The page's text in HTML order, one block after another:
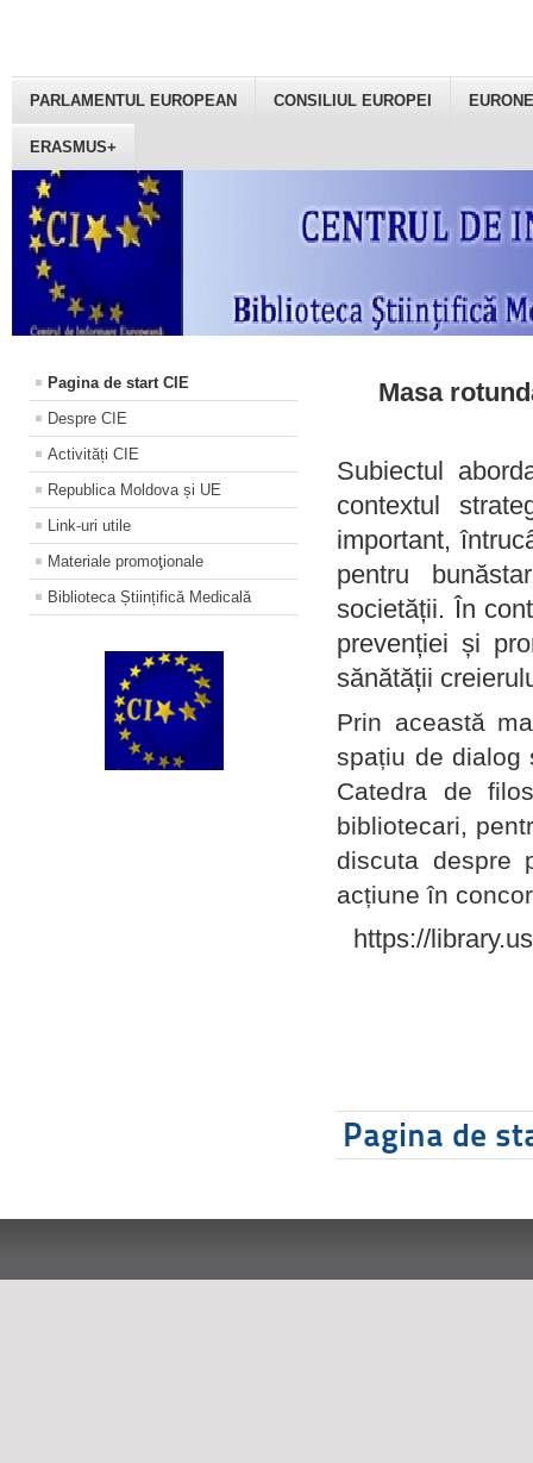
PARLAMENTUL EUROPEAN CONSILIUL EUROPEI
ERASMUS+
Pagina de start CIE
Despre CIE
Activități CIE
Republica Moldova și UE
Link-uri utile
Materiale promoţionale
Biblioteca Științifică Medicală
Masa
Subiectul
contextul
important,
pentru
societății. În
prevenției și
sănătății
Prin această
spațiu de dialog
Catedra de
bibliotecari,
discuta despre
acțiune în
https://
Pagina de